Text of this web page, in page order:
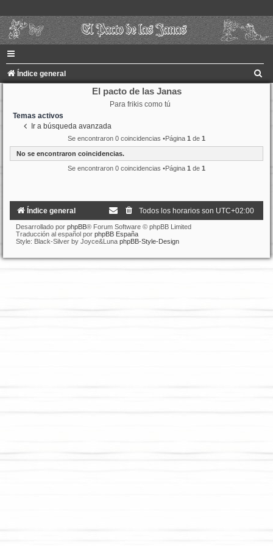
Índice general
El pacto de las Janas
Para frikis como tú
Temas activos
Ir a búsqueda avanzada
Se encontraron 0 coincidencias •Página 1 de 1
No se encontraron coincidencias.
Se encontraron 0 coincidencias •Página 1 de 1
Índice general Todos los horarios son UTC+02:00
Desarrollado por phpBB® Forum Software © phpBB Limited
Traducción al español por phpBB España
Style: Black-Silver by Joyce&Luna phpBB-Style-Design